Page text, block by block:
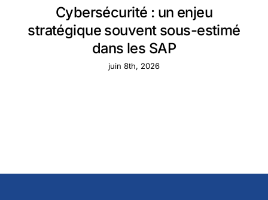
Cybersécurité : un enjeu
stratégique souvent sous-estimé
dans les SAP
juin 8th, 2026